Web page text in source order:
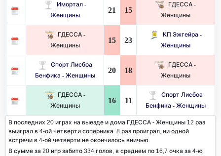
Имортал -
Женщины
21 15
ГДЕССА -
Женщины
ГДЕССА -
Женщины
15 23
КП Эжгейра -
Женщины
Спорт Лисбоа
Бенфика - Женщины
20 18
ГДЕССА -
Женщины
ГДЕССА -
Женщины
16 11
Спорт Лисбоа
Бенфика - Женщины
В последних 20 играх на выезде и дома ГДЕССА - Женщины 12 раз
выиграл в 4-ой четверти соперника. 8 раз проиграл, ни одной
встречи в 4-ой четверти не окончилось вничью.
В сумме за 20 игр забито 334 голов, в среднем по 16,7 очка за 4-ю